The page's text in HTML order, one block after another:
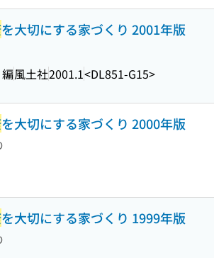
を大切にする家づくり 2001年版
風土社2001.1<DL851-G15>
を大切にする家づくり 2000年版
を大切にする家づくり 1999年版